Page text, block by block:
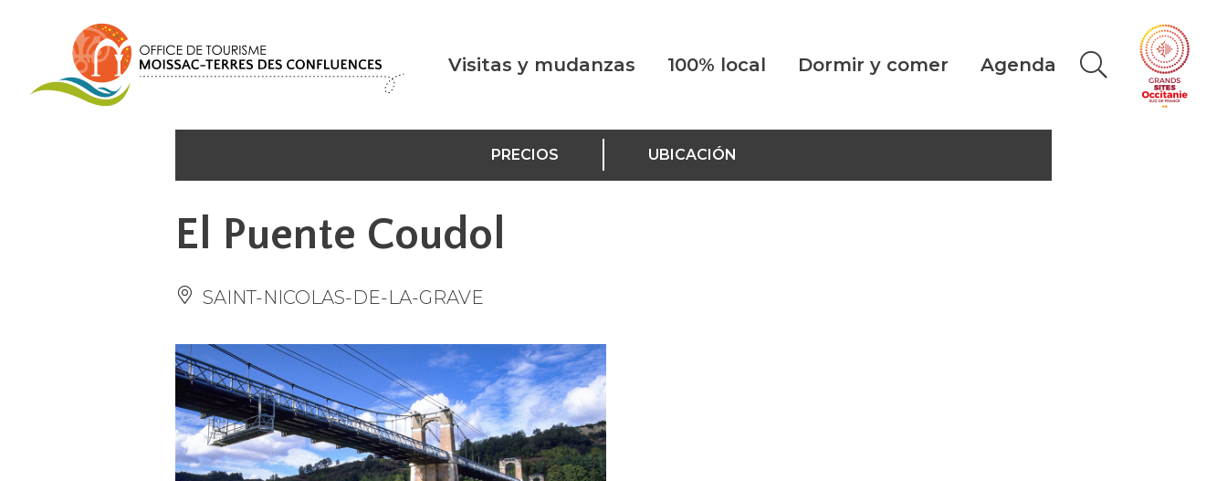
Visitas y mudanzas 100% local Dormir y comer Agenda
PRECIOS UBICACIÓN
El Puente Coudol
SAINT-NICOLAS-DE-LA-GRAVE